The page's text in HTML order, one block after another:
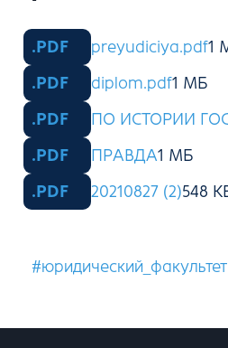
preyudiciya.pdf
diplom.pdf
ПО ИСТОРИИ
ПРАВДА
20210827 (2)
#юридический_факультет